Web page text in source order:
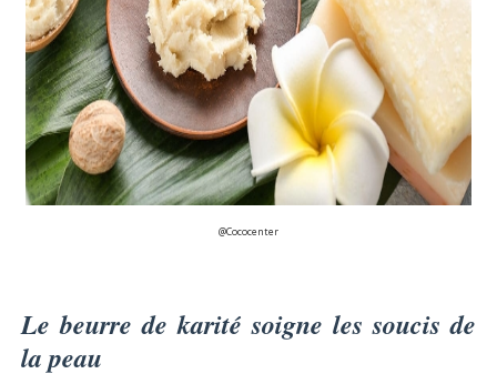
@Cococenter
Le beurre de karité soigne les soucis de
la peau